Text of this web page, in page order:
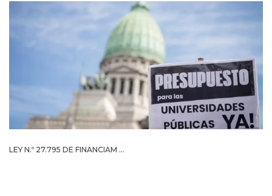
LEY N.º 27.795 DE FINANCIAM ...